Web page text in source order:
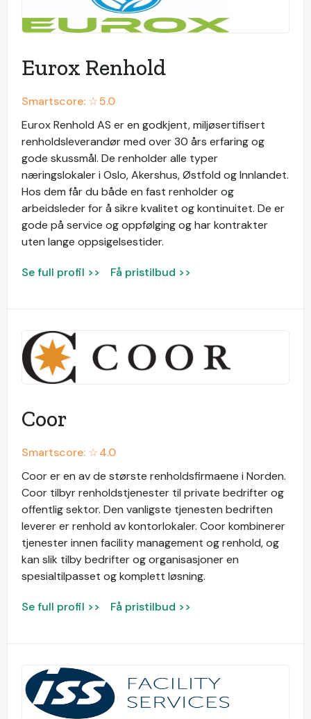
Eurox Renhold
Smartscore: ☆5.0
Eurox Renhold AS er en godkjent, miljøsertifisert
renholdsleverandør med over 30 års erfaring og
gode skussmål. De renholder alle typer
næringslokaler i Oslo, Akershus, Østfold og Innlandet.
Hos dem får du både en fast renholder og
arbeidsleder for å sikre kvalitet og kontinuitet. De er
gode på service og oppfølging og har kontrakter
uten lange oppsigelsestider.
Se full profil >> Få pristilbud >>
Coor
Smartscore: ☆4.0
Coor er en av de største renholdsfirmaene i Norden.
Coor tilbyr renholdstjenester til private bedrifter og
offentlig sektor. Den vanligste tjenesten bedriften
leverer er renhold av kontorlokaler. Coor kombinerer
tjenester innen facility management og renhold, og
kan slik tilby bedrifter og organisasjoner en
spesialtilpasset og komplett løsning.
Se full profil >> Få pristilbud >>